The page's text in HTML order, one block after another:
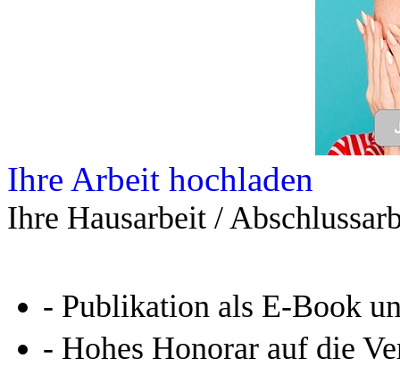
Ihre Arbeit hochladen
Ihre Hausarbeit /
- Publikation als E-Book
- Hohes Honorar auf die